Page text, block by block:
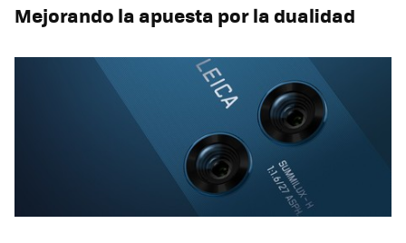
Mejorando la apuesta por la dualidad